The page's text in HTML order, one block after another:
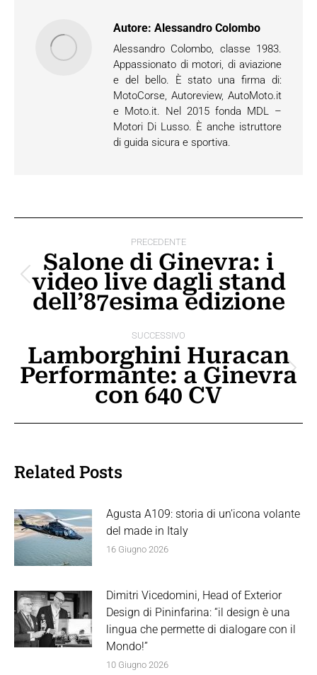
Autore: Alessandro Colombo
Alessandro Colombo, classe 1983.
Appassionato di motori, di aviazione
e del bello. È stato una firma di:
MotoCorse, Autoreview, AutoMoto.it
e Moto.it. Nel 2015 fonda MDL –
Motori Di Lusso. È anche istruttore
di guida sicura e sportiva.
post
PRECEDENTE
Post
precedente:
Salone di Ginevra: i
video live dagli stand
dell’87esima edizione
SUCCESSIVO
Prossimo
post:
Lamborghini Huracan
Performante: a Ginevra
con 640 CV
Related Posts
Agusta A109: storia di un’icona volante
del made in Italy
16 Giugno 2026
Dimitri Vicedomini, Head of Exterior
Design di Pininfarina: “il design è una
lingua che permette di dialogare con il
Mondo!”
10 Giugno 2026